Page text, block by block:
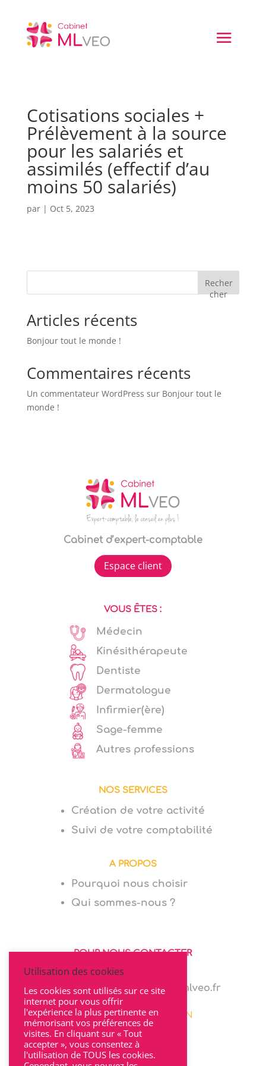
Cotisations sociales +
Prélèvement à la source
pour les salariés et
assimilés (effectif d’au
moins 50 salariés)
par | Oct 5, 2023
Recher
cher
Articles récents
Bonjour tout le monde !
Commentaires récents
Un commentateur WordPress sur Bonjour tout le
monde !
Cabinet d’expert-comptable
Espace client
VOUS ÊTES :
Médecin
Kinésithérapeute
Dentiste
Dermatologue
Infirmier(ère)
Sage-femme
Autres professions
NOS SERVICES
Création de votre activité
Suivi de votre comptabilité
A PROPOS
Pourquoi nous choisir
Qui sommes-nous ?
POUR NOUS CONTACTER
06 64 94 03 68
marie.levionnois@cabinet-mlveo.fr
22 rue Seguin 69002 LYON
Utilisation des cookies
Les cookies sont utilisés sur ce site
internet pour vous offrir
l'expérience la plus pertinente en
mémorisant vos préférences de
visites. En cliquant sur « Tout
accepter », vous consentez à
l'utilisation de TOUS les cookies.